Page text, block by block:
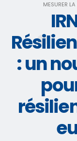
MESURER
: un